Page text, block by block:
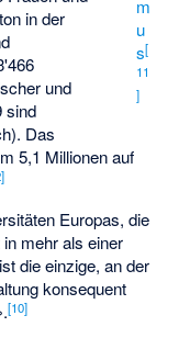
m
u
s[
11
]
in der
und
sind
Das
5,1 Millionen auf
]
Europas, die
mehr als einer
die einzige, an der
konsequent
[10]